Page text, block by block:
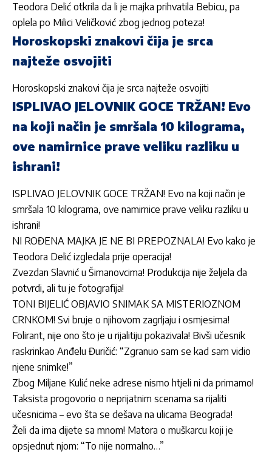
Teodora Delić otkrila da li je majka prihvatila Bebicu, pa
oplela po Milici Veličković zbog jednog poteza!
Horoskopski znakovi čija je srca
najteže osvojiti
Horoskopski znakovi čija je srca najteže osvojiti
ISPLIVAO JELOVNIK GOCE TRŽAN! Evo
na koji način je smršala 10 kilograma,
ove namirnice prave veliku razliku u
ishrani!
ISPLIVAO JELOVNIK GOCE TRŽAN! Evo na koji način je
smršala 10 kilograma, ove namirnice prave veliku razliku u
ishrani!
NI ROĐENA MAJKA JE NE BI PREPOZNALA! Evo kako je
Teodora Delić izgledala prije operacija!
Zvezdan Slavnić u Šimanovcima! Produkcija nije željela da
potvrdi, ali tu je fotografija!
TONI BIJELIĆ OBJAVIO SNIMAK SA MISTERIOZNOM
CRNKOM! Svi bruje o njihovom zagrljaju i osmjesima!
Folirant, nije ono što je u rijalitiju pokazivala! Bivši učesnik
raskrinkao Anđelu Đuričić: “Zgranuo sam se kad sam vidio
njene snimke!”
Zbog Miljane Kulić neke adrese nismo htjeli ni da primamo!
Taksista progovorio o neprijatnim scenama sa rijaliti
učesnicima – evo šta se dešava na ulicama Beograda!
Želi da ima dijete sa mnom! Matora o muškarcu koji je
opsjednut njom: “To nije normalno…”